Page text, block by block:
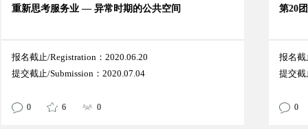
重新思考服务业 — 异常时期的公共空间
报名截止/Registration：2020.06.20
提交截止/Submission：2020.07.04
0 6 0
第20
报名截
提交截
0